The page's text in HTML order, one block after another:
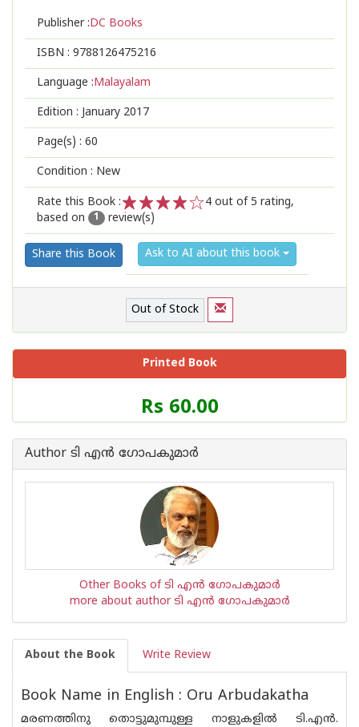
Publisher :DC Books
ISBN : 9788126475216
Language :Malayalam
Edition : January 2017
Page(s) : 60
Condition : New
Rate this Book :
2
1
4 out of 5 rating,
based on
1 review(s)
Share this Book Ask to AI about this book
Out of Stock
Printed Book
Price
of
Book
Rs 60.00
Author ടി എന്‍ ഗോപകുമാര്‍
Other Books of ടി എന്‍ ഗോപകുമാര്‍
more about author ടി എന്‍ ഗോപകുമാര്‍
About the Book Write Review
Book Name in English : Oru Arbudakatha
മരണത്തിനു തൊട്ടുമുമ്പുള്ള നാളുകളില്‍ ടി.എന്‍.